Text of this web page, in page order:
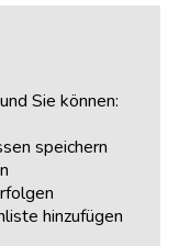
Sie können:
speichern
hinzufügen